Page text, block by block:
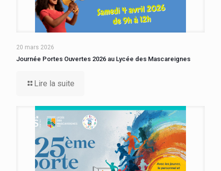
20 mars 2026
Journée Portes Ouvertes 2026 au Lycée des Mascareignes
Lire la suite